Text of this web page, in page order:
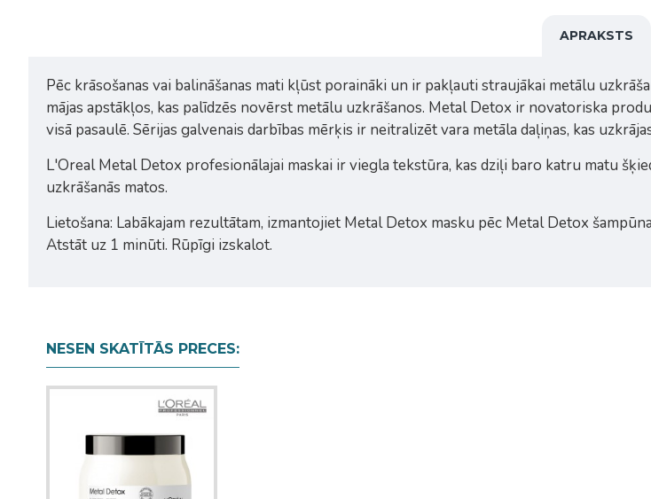
APRAKSTS
Pēc krāsošanas vai balināšanas mati kļūst poraināki un ir pakļauti straujākai metālu
mājas apstākļos, kas palīdzēs novērst metālu uzkrāšanos. Metal Detox ir novatoriska
visā pasaulē. Sērijas galvenais darbības mērķis ir neitralizēt vara metāla daļiņas, kas
L'Oreal Metal Detox profesionālajai maskai ir viegla tekstūra, kas dziļi baro katru matu
uzkrāšanās matos.
Lietošana: Labākajam rezultātam, izmantojiet Metal Detox masku pēc Metal Detox
Atstāt uz 1 minūti. Rūpīgi izskalot.
NESEN SKATĪTĀS PRECES: